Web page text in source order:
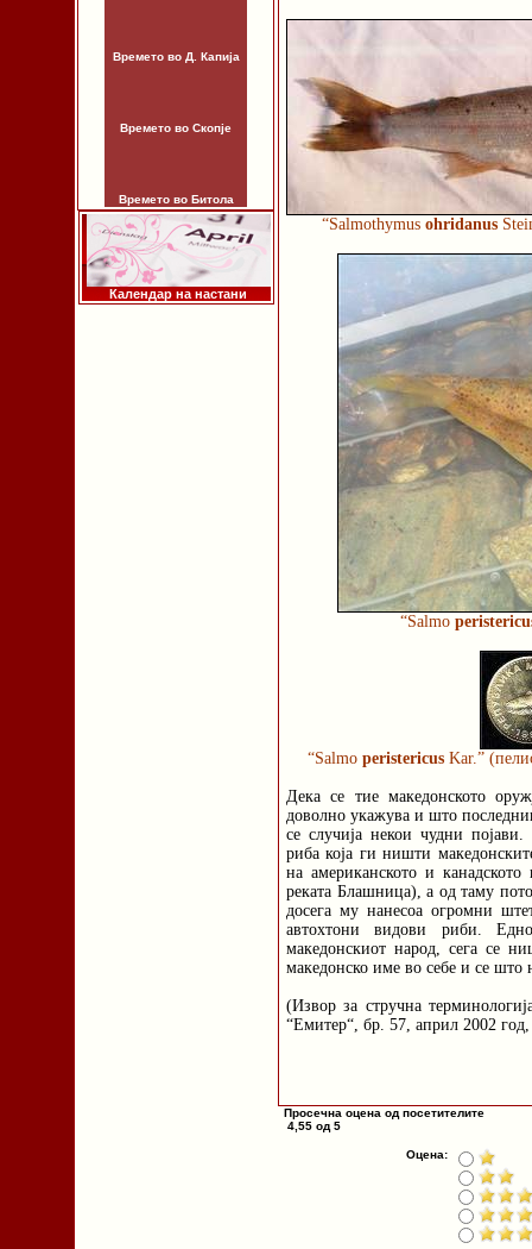
Времето во Д. Капија
Времето во Скопје
Времето во Битола
Календар на настани
“Salmothymus ohridanus
“Salmo
“Salmo peristericusKar.”
Дека се тие македонското
доволно укажува и што
се случија некои чудни
риба која ги ништи
на американското и
реката Блашница), а од таму
досега му нанесоа огромни
автохтони видови риби.
македонскиот народ, сега се
македонско име во себе и се што
(Извор за стручна
“Емитер“, бр. 57, април 2002
Просечна оцена од посетителите
4,55 од 5
Оцена: